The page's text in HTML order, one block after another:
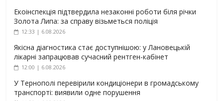
Екоінспекція підтвердила незаконні роботи біля річки
Золота Липа: за справу візьметься поліція
12:33 | 6.08.2026
Якісна діагностика стає доступнішою: у Лановецькій
лікарні запрацював сучасний рентген-кабінет
12:00 | 6.08.2026
У Тернополі перевірили кондиціонери в громадському
транспорті: виявили одне порушення